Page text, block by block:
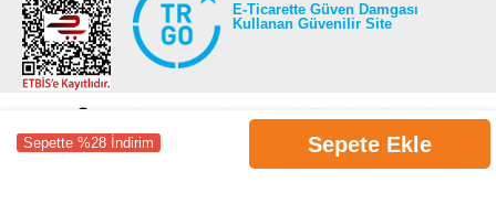
Sepette %28 İndirim Sepete Ekle
E-Ticarette Güven Damgası
Kullanan Güvenilir Site
©2026 Tüm modaselvim.com hakları saklıdır.